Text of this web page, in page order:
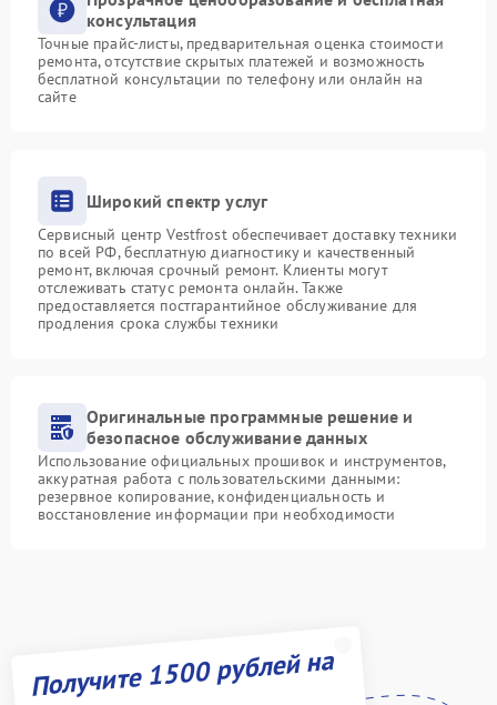
консультация
Точные прайс-листы, предварительная оценка стоимости
ремонта, отсутствие скрытых платежей и возможность
бесплатной консультации по телефону или онлайн на
сайте
Широкий спектр услуг
Сервисный центр Vestfrost обеспечивает доставку техники
по всей РФ, бесплатную диагностику и качественный
ремонт, включая срочный ремонт. Клиенты могут
отслеживать статус ремонта онлайн. Также
предоставляется постгарантийное обслуживание для
продления срока службы техники
Оригинальные программные решение и
безопасное обслуживание данных
Использование официальных прошивок и инструментов,
аккуратная работа с пользовательскими данными:
резервное копирование, конфиденциальность и
восстановление информации при необходимости
Получите 1500 рублей на